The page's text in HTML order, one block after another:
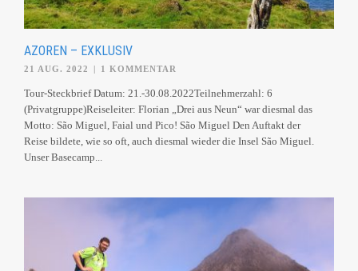
AZOREN – EXKLUSIV
21 AUG. 2022 1 KOMMENTAR
Tour-Steckbrief Datum: 21.-30.08.2022Teilnehmerzahl: 6
(Privatgruppe)Reiseleiter: Florian „Drei aus Neun“ war diesmal das
Motto: São Miguel, Faial und Pico! São Miguel Den Auftakt der
Reise bildete, wie so oft, auch diesmal wieder die Insel São Miguel.
Unser Basecamp...